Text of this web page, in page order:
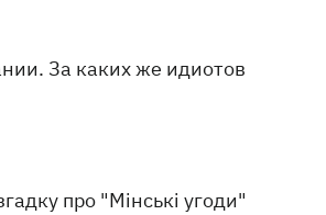
За каких же идиотов
про "Мінські угоди"